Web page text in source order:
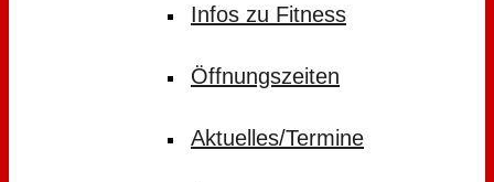
Infos zu Fitness
Öffnungszeiten
Aktuelles/Termine